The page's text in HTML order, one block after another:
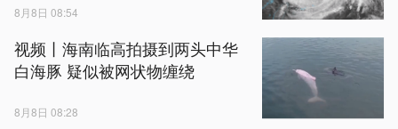
8月8日 08:54
视频丨海南临高拍摄到两头中华
白海豚 疑似被网状物缠绕
8月8日 08:28